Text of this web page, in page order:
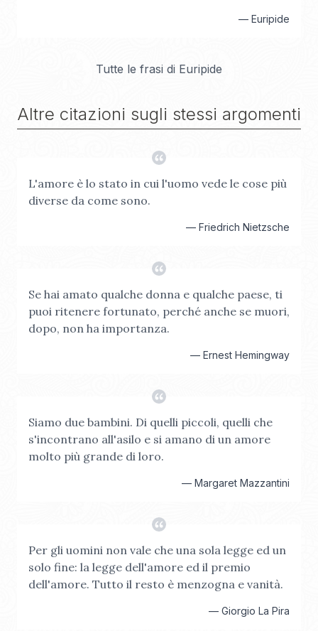
— Euripide
Tutte le frasi di Euripide
Altre citazioni sugli stessi argomenti
L'amore è lo stato in cui l'uomo vede le cose più
diverse da come sono.
— Friedrich Nietzsche
Se hai amato qualche donna e qualche paese, ti
puoi ritenere fortunato, perché anche se muori,
dopo, non ha importanza.
— Ernest Hemingway
Siamo due bambini. Di quelli piccoli, quelli che
s'incontrano all'asilo e si amano di un amore
molto più grande di loro.
— Margaret Mazzantini
Per gli uomini non vale che una sola legge ed un
solo fine: la legge dell'amore ed il premio
dell'amore. Tutto il resto è menzogna e vanità.
— Giorgio La Pira